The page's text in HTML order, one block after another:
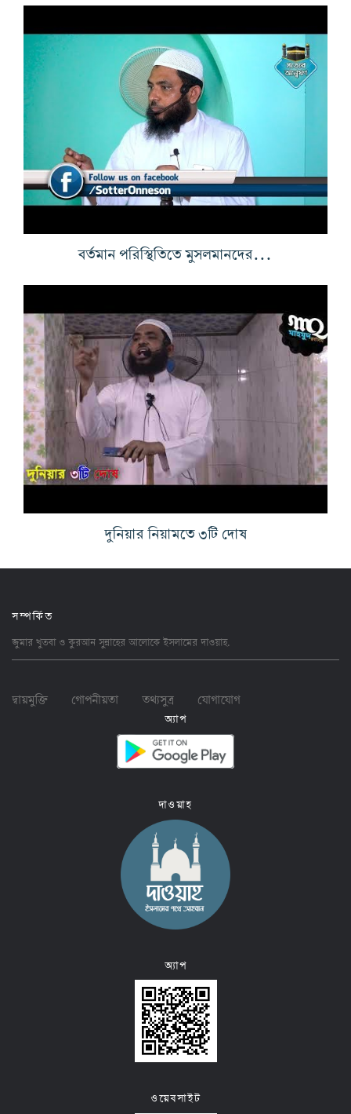
বর্তমান পরিস্থিতিতে মুসলমানদের করণীয়
দুনিয়ার নিয়ামতে ৩টি দোষ
সম্পর্কিত
জুমার খুতবা ও কুরআন সুন্নাহের আলোকে ইসলামের দাওয়াহ.
দ্বায়মুক্তি গোপনীয়তা তথ্যসুত্র যোগাযোগ
অ্যাপ
দাওয়াহ
অ্যাপ
ওয়েবসাইট